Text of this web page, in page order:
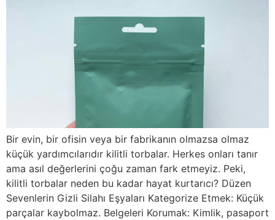
Bir evin, bir ofisin veya bir fabrikanın olmazsa olmaz
küçük yardımcılarıdır kilitli torbalar. Herkes onları tanır
ama asıl değerlerini çoğu zaman fark etmeyiz. Peki,
kilitli torbalar neden bu kadar hayat kurtarıcı? Düzen
Sevenlerin Gizli Silahı Eşyaları Kategorize Etmek: Küçük
parçalar kaybolmaz. Belgeleri Korumak: Kimlik, pasaport